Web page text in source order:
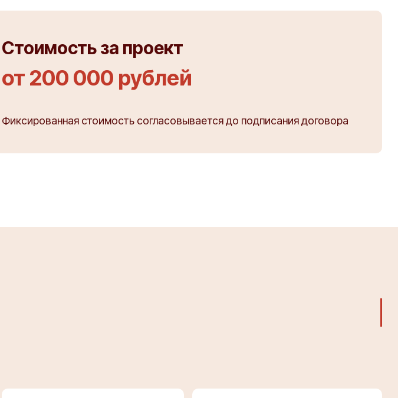
Стоимость за проект
от 200 000 рублей
Фиксированная стоимость согласовывается до подписания договора